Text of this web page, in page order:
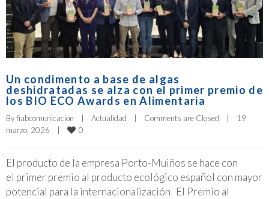
Un condimento a base de algas
deshidratadas se alza con el primer premio de
los BIO ECO Awards en Alimentaria
By fiabcomunicacion Actualidad Comments are Closed
19
marzo, 2026
0
El producto de la empresa Porto-Muiños se hace con
el primer premio al producto ecológico español con mayor
potencial para la internacionalización El Premio al